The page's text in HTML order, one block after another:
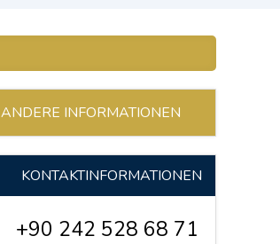
ANDERE INFORMATIONEN
KONTAKTINFORMATIONEN
+90 242 528 68 71